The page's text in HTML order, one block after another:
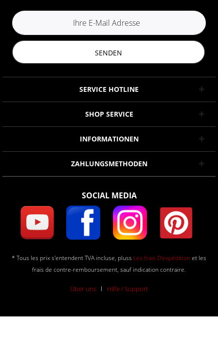
SENDEN
SERVICE HOTLINE
SHOP SERVICE
INFORMATIONEN
ZAHLUNGSMETHODEN
SOCIAL MEDIA
* Tous les prix s'entendent TVA incluse, pluss Les frais D'expédition et les
frais de contre-remboursement, sauf indication contraire.
Über uns Hilfe / Support